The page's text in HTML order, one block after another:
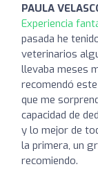
PAULA
Experiencia
pasada he
veterinarios
llevaba meses
recomendó
que me
capacidad de
y lo mejor de
la primera, un
recomiendo.